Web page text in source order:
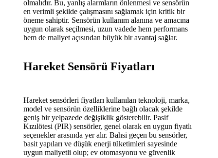
olmalıdır. Bu, yanlış alarmların önlenmesi ve sensörün
en verimli şekilde çalışmasını sağlamak için kritik bir
öneme sahiptir. Sensörün kullanım alanına ve amacına
uygun olarak seçilmesi, uzun vadede hem performans
hem de maliyet açısından büyük bir avantaj sağlar.
Hareket Sensörü Fiyatları
Hareket sensörleri fiyatları kullanılan teknoloji, marka,
model ve sensörün özelliklerine bağlı olacak şekilde
geniş bir yelpazede değişiklik gösterebilir. Pasif
Kızılötesi (PIR) sensörler, genel olarak en uygun fiyatlı
seçenekler arasında yer alır. Bahsi geçen bu sensörler,
basit yapıları ve düşük enerji tüketimleri sayesinde
uygun maliyetli olup; ev otomasyonu ve güvenlik